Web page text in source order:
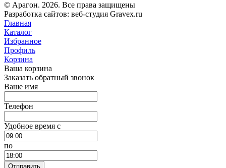
© Арагон. 2026. Все права защищены
Разработка сайтов: веб-студия Gravex.ru
Главная
Каталог
Избранное
Профиль
Корзина
Ваша корзина
Заказать обратный звонок
Ваше имя
Телефон
Удобное время c
по
Отправить